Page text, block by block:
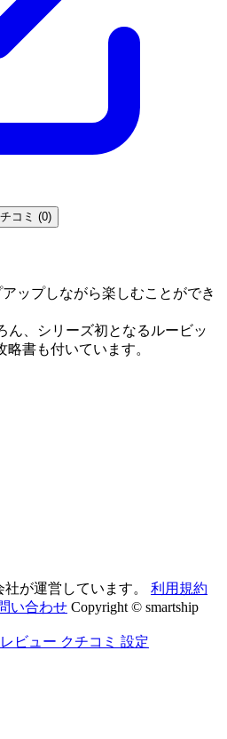
コミ (0)
ップしながら楽しむことができ
ん、シリーズ初となるルービッ
略書も付いています。
社が運営しています。
利用規約
い合わせ Copyright © smartship
レビュー クチコミ 設定